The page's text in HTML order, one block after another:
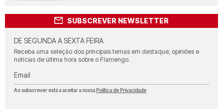
SUBSCREVER NEWSLETTER
DE SEGUNDA A SEXTA FEIRA
Receba uma seleção dos principais temas em destaque, opiniões e
notícias de última hora sobre o Flamengo.
Email
Ao subscrever está a aceitar a nossa Política de Privacidade